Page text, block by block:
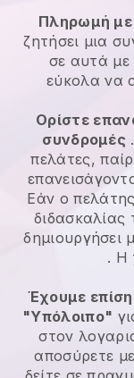
Πληρωμή
ζητήσει μια
σε αυτά
εύκολα να
Ορίστε
συνδρομές
πελάτες,
Εάν ο πελάτης
δημιουργήσει
. Η
Έχουμε
"Υπόλοιπο"
στον
αποσύρετε